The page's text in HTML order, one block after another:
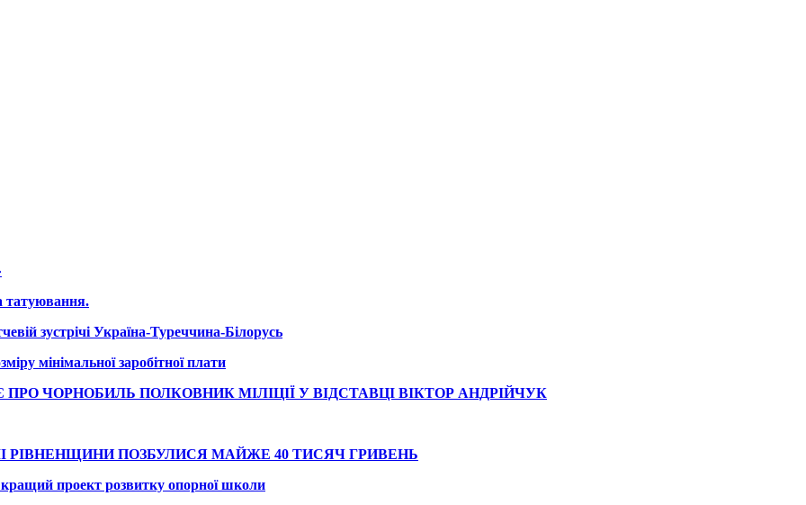
татуювання.
зустрічі Україна-Туреччина-Білорусь
мінімальної заробітної плати
ЧОРНОБИЛЬ ПОЛКОВНИК МІЛІЦІЇ У ВІДСТАВЦІ ВІКТОР АНДРІЙЧУК
ПОЗБУЛИСЯ МАЙЖЕ 40 ТИСЯЧ ГРИВЕНЬ
проект розвитку опорної школи